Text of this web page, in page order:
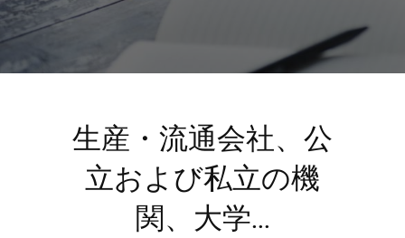
生産・流通会社、公
立および私立の機
関、大学…